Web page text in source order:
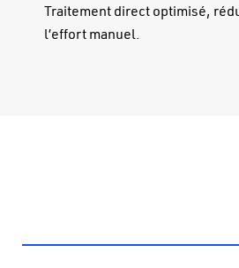
Traitement direct optimisé,
l’effort manuel.